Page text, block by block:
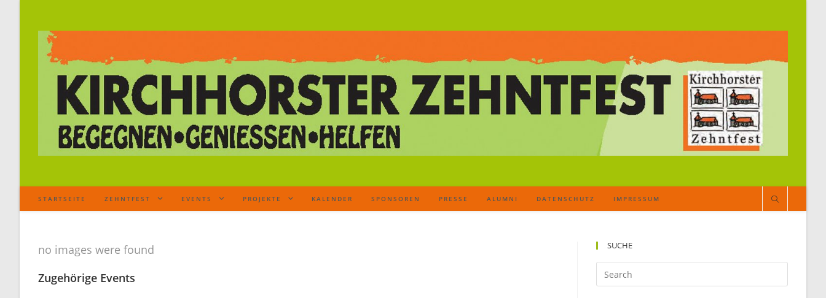
STARTSEITE ZEHNTFEST EVENTS PROJEKTE KALENDER SPONSOREN PRESSE ALUMNI DATENSCHUTZ IMPRESSUM
no images were found
Zugehörige Events
SUCHE